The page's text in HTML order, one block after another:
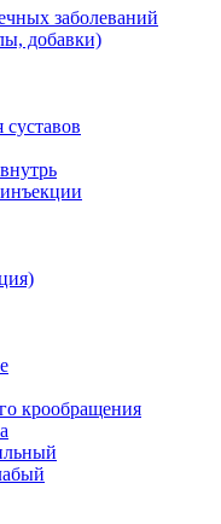
заболеваний
добавки)
крообращения